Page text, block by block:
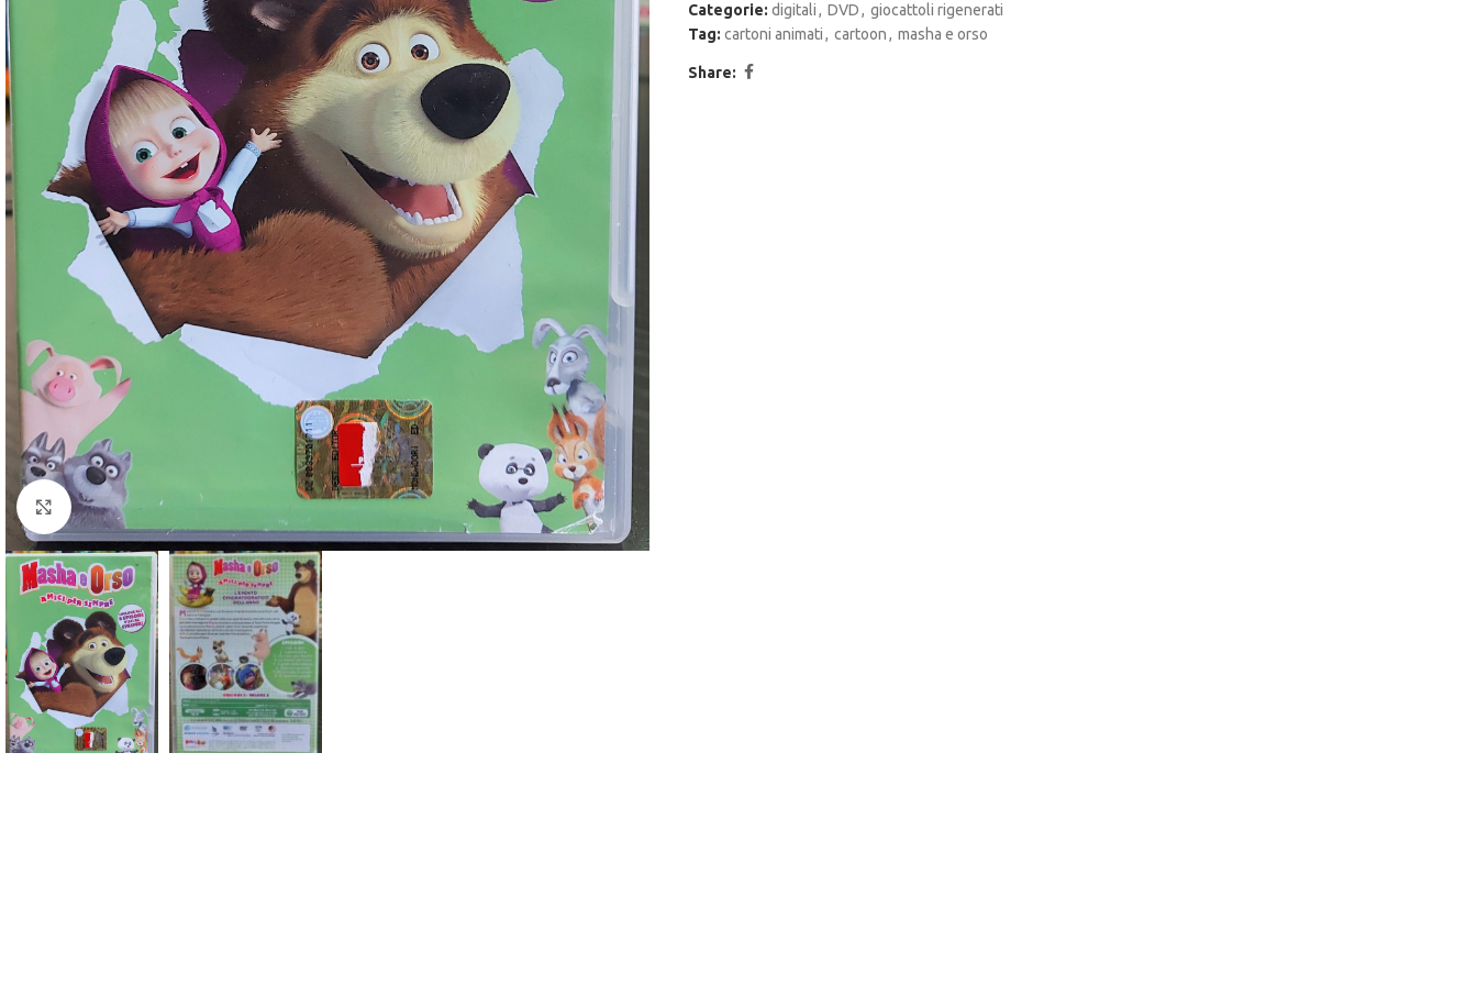
Click to enlarge
Categorie: digitali, DVD, giocattoli rigenerati
Tag: cartoni animati, cartoon, masha e orso
Share: